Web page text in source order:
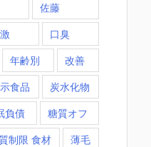
佐藤
口臭
年齢別
改善
食品
炭水化物
負債
糖質オフ
制限 食材
薄毛